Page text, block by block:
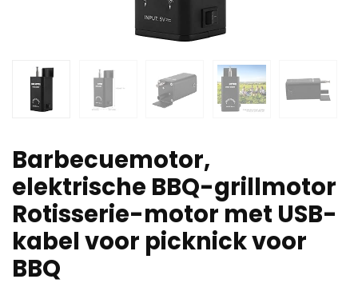
Barbecuemotor,
elektrische BBQ-grillmotor
Rotisserie-motor met USB-
kabel voor picknick voor
BBQ